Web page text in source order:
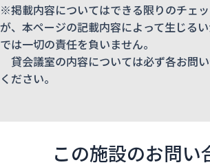
※掲載内容についてはできる限りのチェ
が、本ページの記載内容によって生じる
では一切の責任を負いません。
貸会議室の内容については必ず各お問
ください。
この施設のお問い